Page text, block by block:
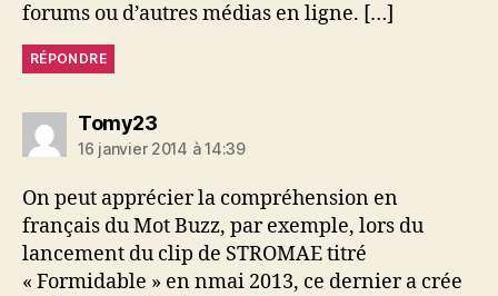
forums ou d’autres médias en ligne. […]
RÉPONDRE
Tomy23dit :
16 janvier 2014 à 14:39
On peut apprécier la compréhension en
français du Mot Buzz, par exemple, lors du
lancement du clip de STROMAE titré
« Formidable » en nmai 2013, ce dernier a crée